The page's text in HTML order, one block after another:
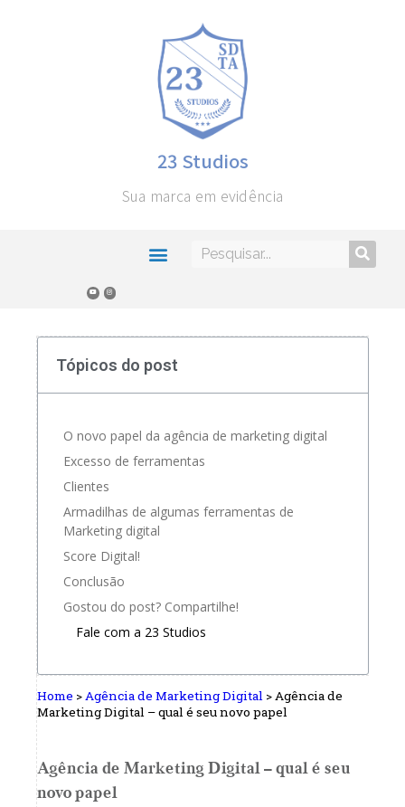
23 Studios
Sua marca em evidência
Tópicos do post
O novo papel da agência de marketing digital
Excesso de ferramentas
Clientes
Armadilhas de algumas ferramentas de
Marketing digital
Score Digital!
Conclusão
Gostou do post? Compartilhe!
Fale com a 23 Studios
Home >Agência de Marketing Digital >Agência de
Marketing Digital – qual é seu novo papel
Agência de Marketing Digital – qual é seu
novo papel